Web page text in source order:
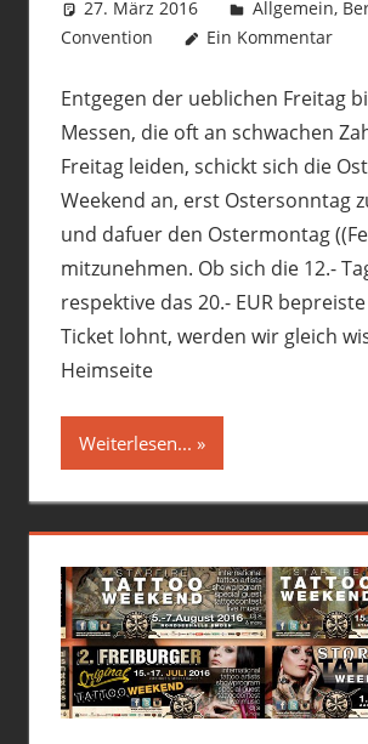
27. März 2016 philofax
Allgemein,
Convention
Ein Kommentar
Entgegen der ueblichen Freitag
Messen, die oft an schwachen
Freitag leiden, schickt sich die
Weekend an, erst Ostersonntag
und dafuer den Ostermontag
mitzunehmen. Ob sich die 12.-
respektive das 20.- EUR
Ticket lohnt, werden wir gleich
Heimseite
Weiterlesen...